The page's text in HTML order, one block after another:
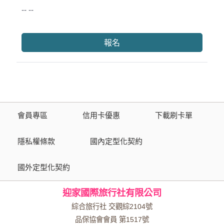
-- --
報名
會員專區 信用卡優惠 下載刷卡單
隱私權條款 國內定型化契約
國外定型化契約
迎家國際旅行社有限公司
綜合旅行社 交觀綜2104號
品保協會會員 第1517號